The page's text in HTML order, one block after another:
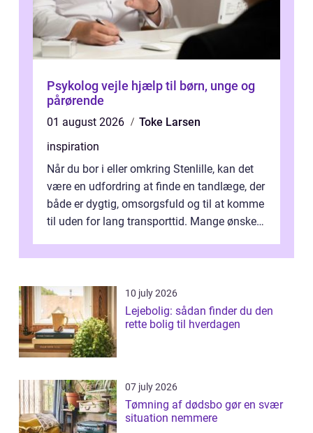
Psykolog vejle hjælp til børn, unge og
pårørende
01 august 2026
Toke Larsen
inspiration
Når du bor i eller omkring Stenlille, kan det
være en udfordring at finde en tandlæge, der
både er dygtig, omsorgsfuld og til at komme
til uden for lang transporttid. Mange ønsker
10 july 2026
Lejebolig: sådan finder du den
rette bolig til hverdagen
07 july 2026
Tømning af dødsbo gør en svær
situation nemmere